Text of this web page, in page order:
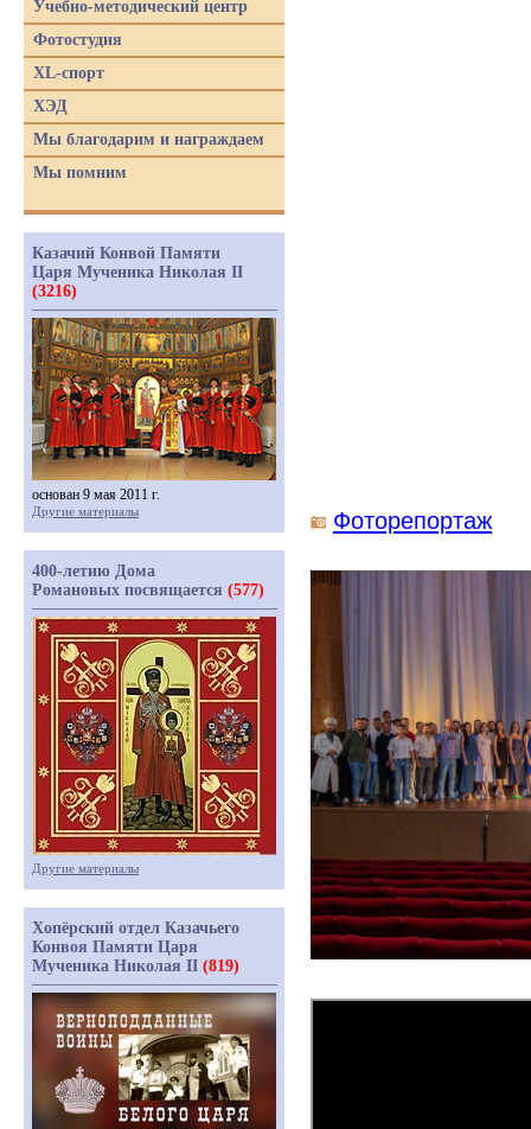
Фоторепортаж
Учебно-методический центр
Фотостудия
XL-спорт
ХЭД
Мы благодарим и награждаем
Мы помним
Казачий Конвой Памяти
Царя Мученика Николая II
(3216)
основан 9 мая 2011 г.
Другие материалы
400-летию Дома
Романовых посвящается (577)
Другие материалы
Хопёрский отдел Казачьего
Конвоя Памяти Царя
Мученика Николая II (819)